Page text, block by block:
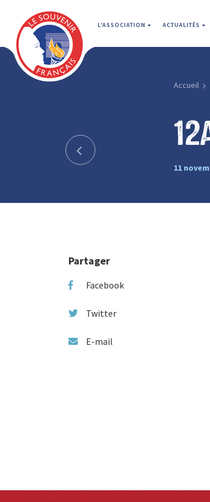
L'ASSOCIATION ACTUALITÉS
Accueil
11
Partager
Facebook
Twitter
E-mail